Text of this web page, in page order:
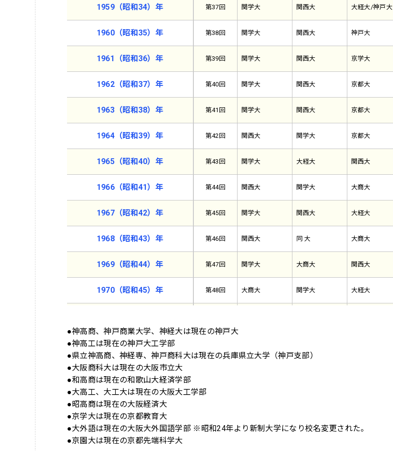
1959（昭和34）年 第37回 関学大 関西大 大経大/神戸大
1960（昭和35）年 第38回 関学大 関西大 神戸大
1961（昭和36）年 第39回 関学大 関西大 京学大
1962（昭和37）年 第40回 関学大 関西大 京都大
1963（昭和38）年 第41回 関学大 関西大 京都大
1964（昭和39）年 第42回 関西大 関学大 京都大
1965（昭和40）年 第43回 関学大 大経大 関西大
1966（昭和41）年 第44回 関西大 関学大 大商大
1967（昭和42）年 第45回 関学大 関西大 大経大
1968（昭和43）年 第46回 関西大 同 大 大商大
1969（昭和44）年 第47回 関学大 大商大 関西大
1970（昭和45）年 第48回 大商大 関学大 大経大
1972（昭和47）年
1973（昭和48）年
1974（昭和49）年 第52回
1975（昭和50）年
1976（昭和51）年
●神高商、神戸商業大学、神経大は現在の神戸大
●神高工は現在の神戸大工学部
●県立神高商、神経専、神戸商科大は現在の兵庫県立大学（神戸支部）
●大阪商科大は現在の大阪市立大
●和高商は現在の和歌山大経済学部
●大高工、大工大は現在の大阪大工学部
●昭高商は現在の大阪経済大
●京学大は現在の京都教育大
●大外語は現在の大阪大外国語学部 ※昭和24年より新制大学になり校名変更された。
●京園大は現在の京都先端科学大